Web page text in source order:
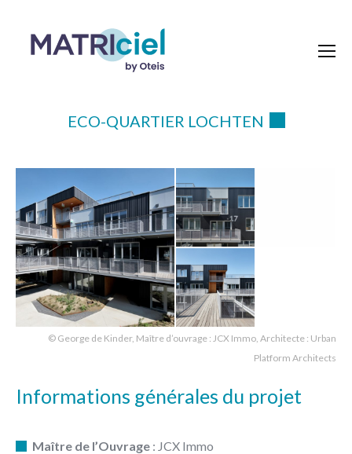
ECO-QUARTIER LOCHTEN
© George de Kinder, Maître d’ouvrage : JCX Immo, Architecte : Urban
Platform Architects
Informations générales du projet
Maître de l’Ouvrage : JCX Immo